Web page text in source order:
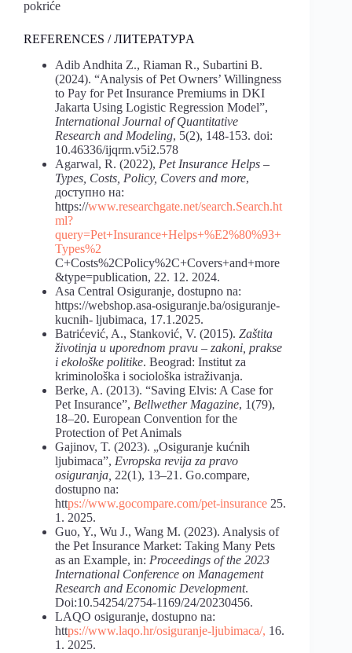
pokriće
REFERENCES / ЛИТЕРАТУРA
Adib Andhita Z., Riaman R., Subartini B.
(2024). “Analysis of Pet Owners’ Willingness
to Pay for Pet Insurance Premiums in DKI
Jakarta Using Logistic Regression Model”,
International Journal of Quantitative
Research and Modeling, 5(2), 148-153. doi:
10.46336/ijqrm.v5i2.578
Agarwal, R. (2022), Pet Insurance Helps –
Types, Costs, Policy, Covers and more,
доступно на:
https://www.researchgate.net/search.Search.ht
ml?
query=Pet+Insurance+Helps+%E2%80%93+
Types%2
C+Costs%2CPolicy%2C+Covers+and+more
&type=publication, 22. 12. 2024.
Asa Central Osiguranje, dostupno na:
https://webshop.asa-osiguranje.ba/osiguranje-
kucnih- ljubimaca, 17.1.2025.
Batrićević, A., Stanković, V. (2015). Zaštita
životinja u uporednom pravu – zakoni, prakse
i ekološke politike. Beograd: Institut za
kriminološka i sociološka istraživanja.
Berke, A. (2013). “Saving Elvis: A Case for
Pet Insurance”, Bellwether Magazine, 1(79),
18–20. European Convention for the
Protection of Pet Animals
Gajinov, T. (2023). „Osiguranje kućnih
ljubimaca”, Evropska revija za pravo
osiguranja, 22(1), 13–21. Go.compare,
dostupno na:
https://www.gocompare.com/pet-insurance 25.
1. 2025.
Guo, Y., Wu J., Wang M. (2023). Analysis of
the Pet Insurance Market: Taking Many Pets
as an Example, in: Proceedings of the 2023
International Conference on Management
Research and Economic Development.
Doi:10.54254/2754-1169/24/20230456.
LAQO osiguranje, dostupno na:
https://www.laqo.hr/osiguranje-ljubimaca/, 16.
1. 2025.